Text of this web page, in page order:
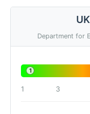
Department for
1
1 3